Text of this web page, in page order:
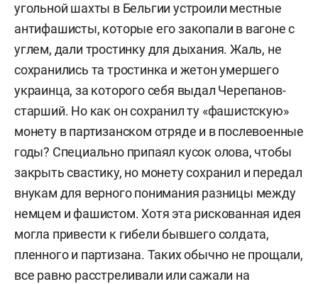
угольной шахты в Бельгии устроили местные
антифашисты, которые его закопали в вагоне с
углем, дали тростинку для дыхания. Жаль, не
сохранились та тростинка и жетон умершего
украинца, за которого себя выдал Черепанов-
старший. Но как он сохранил ту «фашистскую»
монету в партизанском отряде и в послевоенные
годы? Специально припаял кусок олова, чтобы
закрыть свастику, но монету сохранил и передал
внукам для верного понимания разницы между
немцем и фашистом. Хотя эта рискованная идея
могла привести к гибели бывшего солдата,
пленного и партизана. Таких обычно не прощали,
все равно расстреливали или сажали на